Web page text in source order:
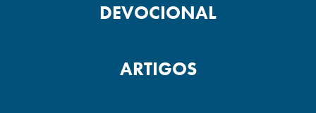
DEVOCIONAL
ARTIGOS